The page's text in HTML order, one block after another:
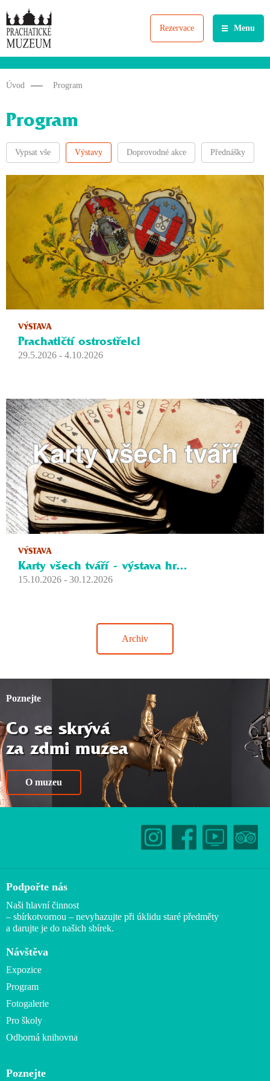
Menu
Rezervace
Úvod Program
Program
Vypsat vše Výstavy Doprovodné akce Přednášky
VÝSTAVA
Prachatičtí ostrostřelci
29.5.2026 - 4.10.2026
VÝSTAVA
Karty všech tváří - výstava hr...
15.10.2026 - 30.12.2026
Archiv
Poznejte
Co se skrývá
za zdmi muzea
O muzeu
Podpořte nás
Naši hlavní činnost
– sbírkotvornou – nevyhazujte při úklidu staré předměty
a darujte je do našich sbírek.
Návštěva
Expozice
Program
Fotogalerie
Pro školy
Odborná knihovna
Poznejte